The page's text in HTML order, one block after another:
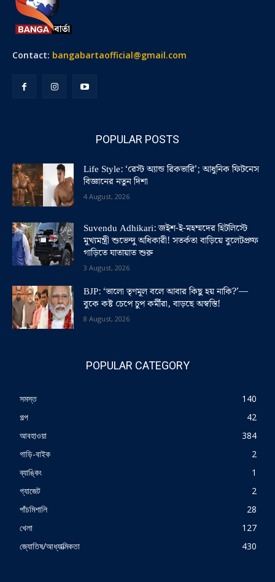
Contact: bangabartaofficial@gmail.com
POPULAR POSTS
Life Style: ‘রেস্ট অ্যান্ড রিকভারি’; আধুনিক ফিটনেস
বিজ্ঞানের নতুন দিশা
4 August, 2026
Suvendu Adhikari: জইশ-ই-মহম্মদের হিটলিস্টে
মুখ্যমন্ত্রী শুভেন্দু অধিকারী! সতর্কতা বাড়িয়ে বুলেটপ্রুফ
গাড়িতে যাতায়াত শুরু
3 August, 2026
BJP: ‘ভালো তৃণমূল বলে আবার কিছু হয় নাকি?’—
বুকে কষ্ট চেপে চুপ কর্মীরা, বাড়ছে অস্বস্তি!
8 August, 2026
POPULAR CATEGORY
সমস্ত
140
গল্প
42
আবহাওয়া
384
গাড়ি-বাইক
2
ব্যাঙ্কিং
1
গ্যাজেট
2
পাঁচমিশালি
28
খেলা
127
জ্যোতিষ/আধ্যাত্মিকতা
430